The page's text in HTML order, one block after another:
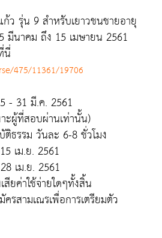
ก้ว รุ่น 9 สำหรับเยาวชนชายอายุ
นาคม ถึง 15 เมษายน 2561
นี่
475/11361/19706
- 31 มี.ค. 2561
ะผู้ที่สอบผ่านเท่านั้น)
ธรรม วันละ 6-8 ชั่วโมง
เม.ย. 2561
เม.ย. 2561
สียค่าใช้จ่ายใดๆทั้งสิ้น
รสามเณรเพื่อการเตรียมตัว